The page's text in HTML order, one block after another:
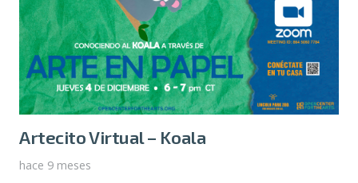
Artecito Virtual – Koala
hace 9 meses